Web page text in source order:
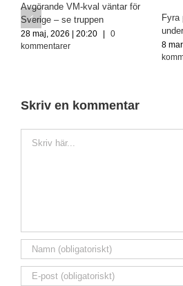
Avgörande VM-kval väntar för
Sverige – se truppen
28 maj, 2026 | 20:20 |
0
kommentarer
Fyra
8
Skriv en kommentar